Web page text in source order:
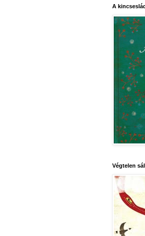
A
Végtelen sál